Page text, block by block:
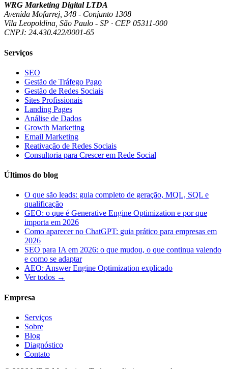
WRG Marketing Digital LTDA
Avenida Mofarrej, 348 - Conjunto 1308
Vila Leopoldina, São Paulo - SP · CEP 05311-000
CNPJ: 24.430.422/0001-65
Serviços
SEO
Gestão de Tráfego Pago
Gestão de Redes Sociais
Sites Profissionais
Landing Pages
Análise de Dados
Growth Marketing
Email Marketing
Reativação de Redes Sociais
Consultoria para Crescer em Rede Social
Últimos do blog
O que são leads: guia completo de geração, MQL, SQL e
qualificação
GEO: o que é Generative Engine Optimization e por que
importa em 2026
Como aparecer no ChatGPT: guia prático para empresas em
2026
SEO para IA em 2026: o que mudou, o que continua valendo
e como se adaptar
AEO: Answer Engine Optimization explicado
Ver todos →
Empresa
Serviços
Sobre
Blog
Diagnóstico
Contato